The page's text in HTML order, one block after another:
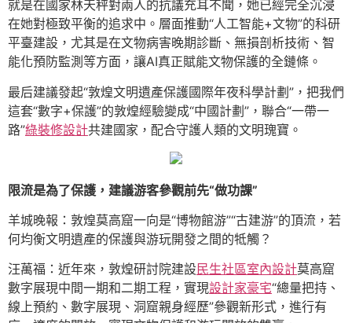
就是在國家林天秤對兩人的抗議充耳不聞，她已經完全沉浸
在她對極致平衡的追求中。層面推動“人工智能+文物”的科研
平臺建設，尤其是在文物病害晚期診斷、無損剖析技術、智
能化預防監測等方面，讓AI真正賦能文物保護的全鏈條。
最后建議發起“敦煌文明遺產保護國際年夜科學計劃”，把我們
這套“數字+保護”的敦煌經驗變成“中國計劃”，聯合“一帶一
路”綠裝修設計共建國家，配合守護人類的文明瑰寶。
限流是為了保護，建議游客參觀前先“做功課”
羊城晚報：敦煌莫高窟一向是“博物館游”“古建游”的頂流，若
何均衡文明遺產的保護與游玩開發之間的牴觸？
汪萬福：近年來，敦煌研討院建設 民生社區室內設計莫高窟
數字展現中間一期和二期工程，實現設計家豪宅“總量把持、
線上預約、數字展現、洞窟親身經歷”參觀新形式，進行有